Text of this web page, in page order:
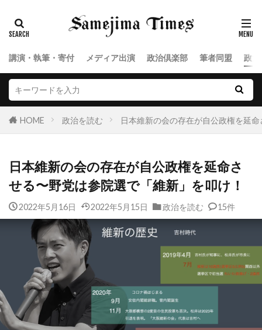
講演・執筆・寄付 メディア出演 政治倶楽部 筆者同盟 政
HOME 政治を読む 日本維新の会の存在が自公政権を延
日本維新の会の存在が自公政権を延命さ
せる〜野党は参院選で「維新」を叩け！
2022年5月16日 2022年5月15日 政治を読む 15件